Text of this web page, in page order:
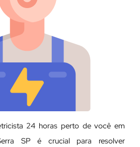
24 horas perto de você em
SP é crucial para resolver